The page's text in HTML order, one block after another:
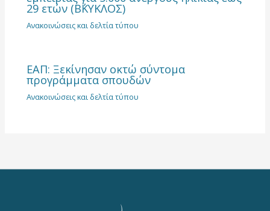
29 ετών (Β΄ΚΥΚΛΟΣ)
Ανακοινώσεις και δελτία τύπου
ΕΑΠ: Ξεκίνησαν οκτώ σύντομα
προγράμματα σπουδών
Ανακοινώσεις και δελτία τύπου